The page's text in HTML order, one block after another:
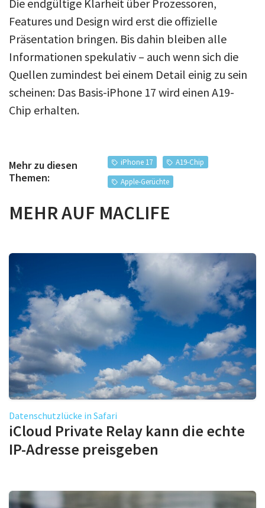
Die endgültige Klarheit über Prozessoren,
Features und Design wird erst die offizielle
Präsentation bringen. Bis dahin bleiben alle
Informationen spekulativ – auch wenn sich die
Quellen zumindest bei einem Detail einig zu sein
scheinen: Das Basis-iPhone 17 wird einen A19-
Chip erhalten.
Mehr zu diesen
Themen:
iPhone 17
A19-Chip
Apple-Gerüchte
MEHR AUF MACLIFE
Datenschutzlücke in Safari
iCloud Private Relay kann die echte
IP-Adresse preisgeben